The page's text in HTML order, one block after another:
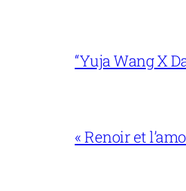
“Yuja Wang X
« Renoir et